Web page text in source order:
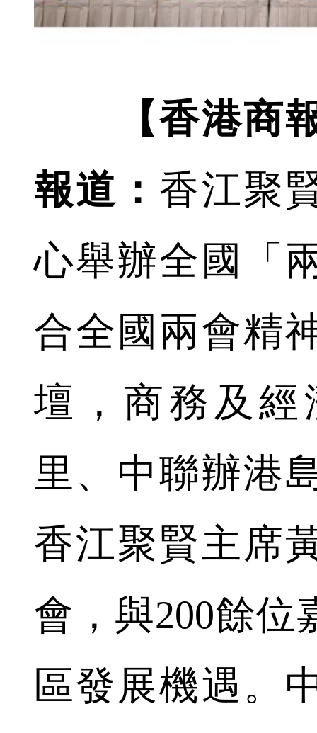
【香港商
報道： 香江聚
心舉辦全國「
合全國兩會精
壇，商務及經
里、中聯辦港
香江聚賢主席
會，與200餘位
區發展機遇。